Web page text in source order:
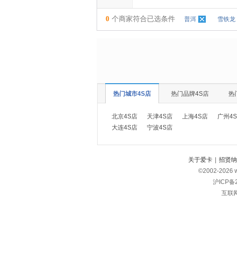
0 个商家符合已选条件 普洱 雪铁龙
热门城市4S店 热门品牌4S店 热
北京4S店 天津4S店 上海4S店 广州
大连4S店
宁波4S店
关于爱卡 | 招贤
©2002-2026
沪ICP备
互联